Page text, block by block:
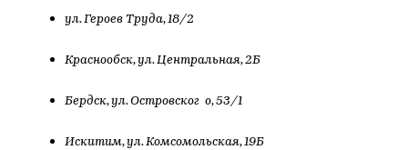
ул. Героев Труда, 18/2
Краснообск, ул. Центральная, 2Б
Бердск, ул. Островског о, 53/1
Искитим, ул. Комсомольская, 19Б